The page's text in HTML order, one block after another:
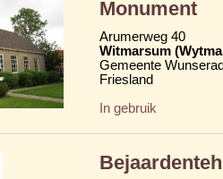
Monument
Arumerweg 40
Witmarsum
Gemeente
Friesland
In gebruik